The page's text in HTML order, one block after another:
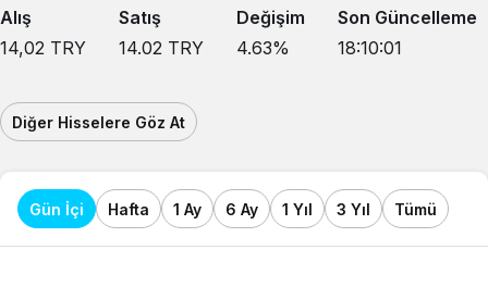
Alış
14,02 TRY
Satış
14.02 TRY
Değişim
4.63%
Son Güncelleme
18:10:01
Diğer Hisselere Göz At
Gün İçi Hafta 1 Ay 6 Ay 1 Yıl 3 Yıl Tümü